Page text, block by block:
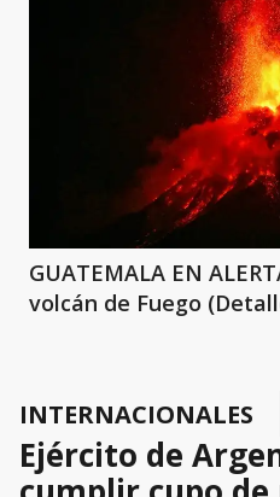
GUATEMALA EN
volcán de Fuego
INTERNACIONALES
Ejército de